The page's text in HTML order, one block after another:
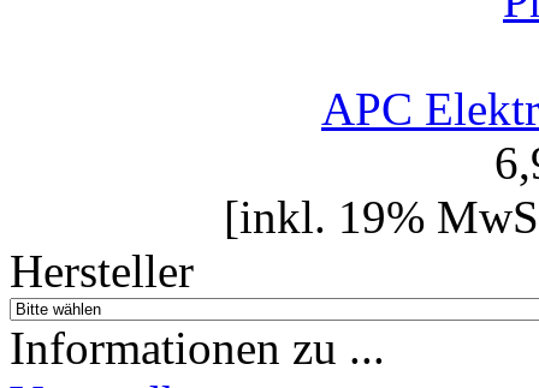
APC
[inkl. 19%
Hersteller
Informationen zu ...